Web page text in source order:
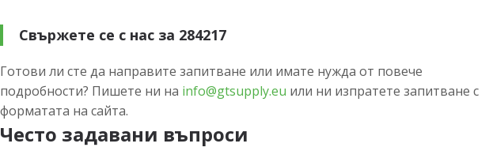
Свържете се с нас за 284217
Готови ли сте да направите запитване или имате нужда от повече
подробности? Пишете ни на info@gtsupply.eu или ни изпратете запитване с
форматата на сайта.
Често задавани въпроси